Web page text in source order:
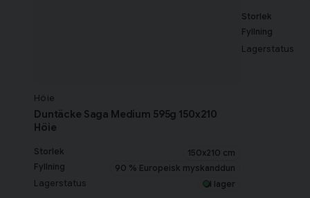
Höie
Duntäcke Saga Medium 595g 150x210
Höie
Storlek
150x210 cm
Fyllning
90 % Europeisk myskanddun
Lagerstatus I lager
Storlek
Fyllning
Lagerstatus